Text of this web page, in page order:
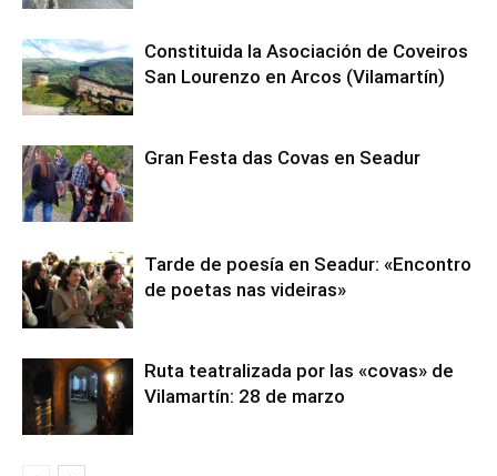
Constituida la Asociación de Coveiros
San Lourenzo en Arcos (Vilamartín)
Gran Festa das Covas en Seadur
Tarde de poesía en Seadur: «Encontro
de poetas nas videiras»
Ruta teatralizada por las «covas» de
Vilamartín: 28 de marzo